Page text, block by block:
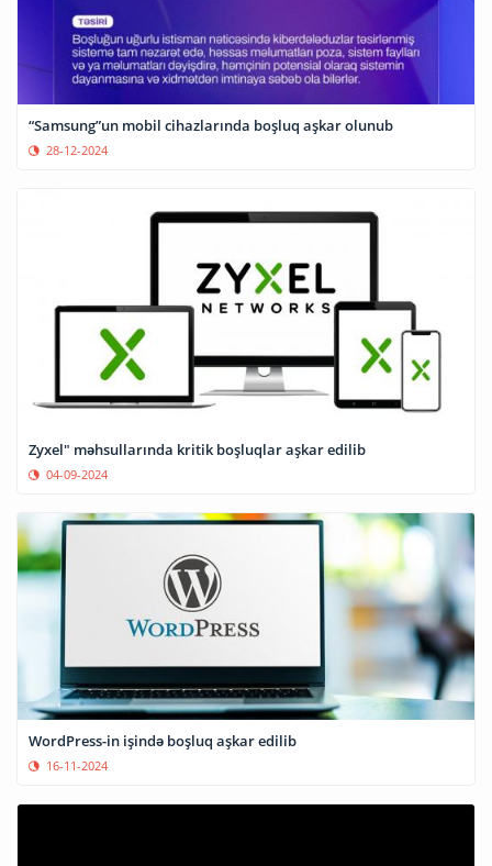
“Samsung”un mobil cihazlarında boşluq aşkar olunub
28-12-2024
Zyxel" məhsullarında kritik boşluqlar aşkar edilib
04-09-2024
WordPress-in işində boşluq aşkar edilib
16-11-2024